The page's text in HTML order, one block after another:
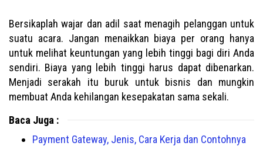
Bersikaplah wajar dan adil saat menagih pelanggan untuk
suatu acara. Jangan menaikkan biaya per orang hanya
untuk melihat keuntungan yang lebih tinggi bagi diri Anda
sendiri. Biaya yang lebih tinggi harus dapat dibenarkan.
Menjadi serakah itu buruk untuk bisnis dan mungkin
membuat Anda kehilangan kesepakatan sama sekali.
Baca Juga :
Payment Gateway, Jenis, Cara Kerja dan Contohnya